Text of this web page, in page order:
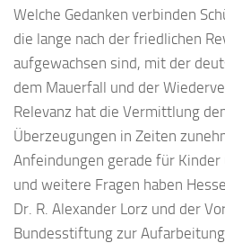
Welche Gedanken verbinden
die lange nach der friedlichen
aufgewachsen sind, mit der
dem Mauerfall und der
Relevanz hat die Vermittlung
Überzeugungen in Zeiten
Anfeindungen gerade für Kinder
und weitere Fragen haben
Dr. R. Alexander Lorz und der
Bundesstiftung zur